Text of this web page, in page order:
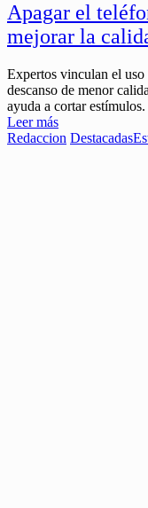
Apagar el
mejorar la
Expertos vinculan el
descanso de menor
ayuda a cortar estímulos.
Leer más
Redaccion Destacadas